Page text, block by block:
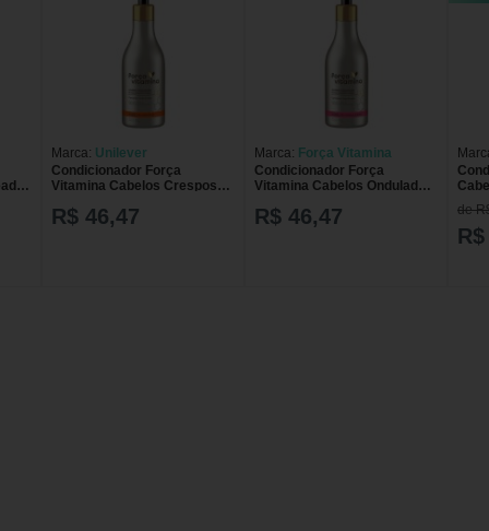
Marca: Unilever
Condicionador Força
Vitamina Cabelos Crespos
R$ 46,47
Marca: Força Vitamina
Condicionador Força
Vitamina Cabelos Ondulados
R$ 46,47
de